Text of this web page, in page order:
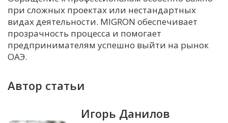
при сложных проектах или нестандартных
видах деятельности. MIGRON обеспечивает
прозрачность процесса и помогает
предпринимателям успешно выйти на рынок
ОАЭ.
Автор статьи
Игорь Данилов